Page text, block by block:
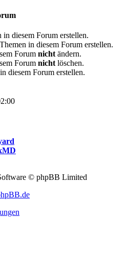
in diesem Forum erstellen.
in diesem Forum erstellen.
Forum nicht ändern.
Forum nicht löschen.
diesem Forum erstellen.
© phpBB Limited